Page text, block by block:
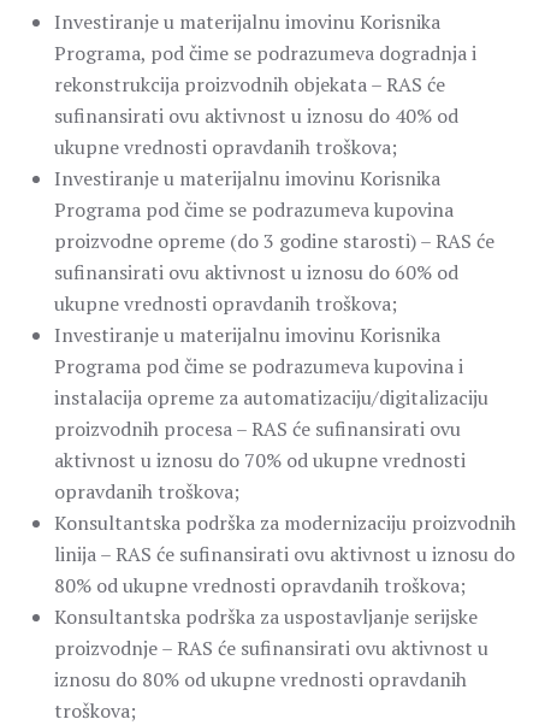
Investiranje u materijalnu imovinu Korisnika
Programa, pod čime se podrazumeva dogradnja i
rekonstrukcija proizvodnih objekata – RAS će
sufinansirati ovu aktivnost u iznosu do 40% od
ukupne vrednosti opravdanih troškova;
Investiranje u materijalnu imovinu Korisnika
Programa pod čime se podrazumeva kupovina
proizvodne opreme (do 3 godine starosti) – RAS će
sufinansirati ovu aktivnost u iznosu do 60% od
ukupne vrednosti opravdanih troškova;
Investiranje u materijalnu imovinu Korisnika
Programa pod čime se podrazumeva kupovina i
instalacija opreme za automatizaciju/digitalizaciju
proizvodnih procesa – RAS će sufinansirati ovu
aktivnost u iznosu do 70% od ukupne vrednosti
opravdanih troškova;
Konsultantska podrška za modernizaciju proizvodnih
linija – RAS će sufinansirati ovu aktivnost u iznosu do
80% od ukupne vrednosti opravdanih troškova;
Konsultantska podrška za uspostavljanje serijske
proizvodnje – RAS će sufinansirati ovu aktivnost u
iznosu do 80% od ukupne vrednosti opravdanih
troškova;